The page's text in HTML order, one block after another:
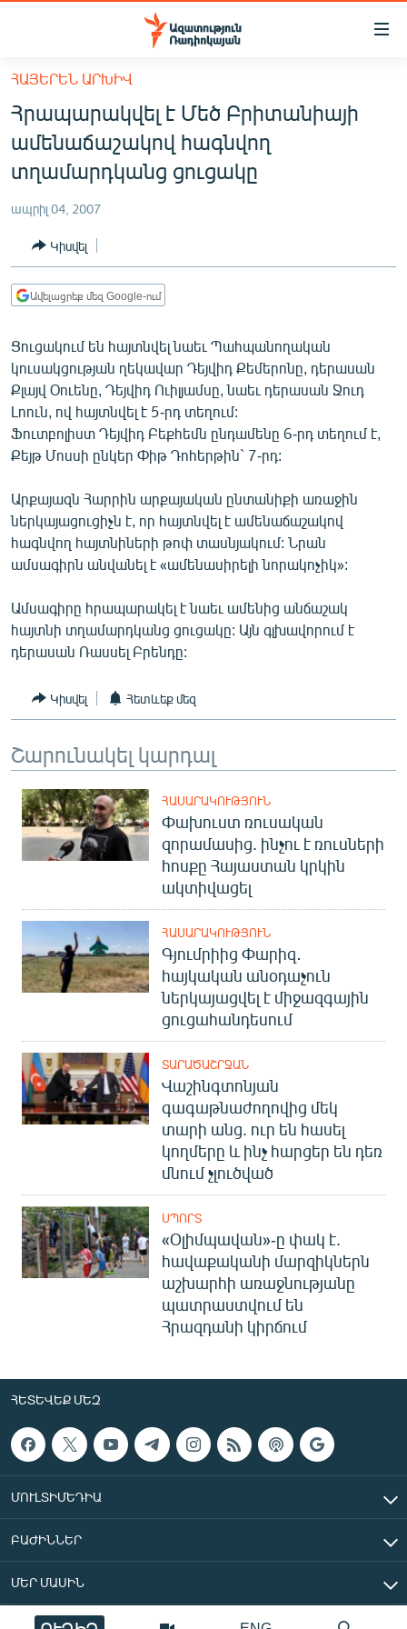
Մատչելիության
հիմնական
բովանդակությանը
Անցնել
հիմնական
մենյուին
ՀԱՅԱՍՏԱՆ
ՔԱՂԱՔԱԿԱՆ
ՀԱՍԱՐԱԿՈՒԹՅՈՒՆ
ՏՆՏԵՍՈՒԹՅՈՒՆ
ՊԱՏԵՐԱԶՄԻ 6 ՇԱԲԱԹՆԵՐԸ
ՏԱՐԱԾԱՇՐՋԱՆ
ՄԻՋԱԶԳԱՅԻՆ
ՄՇԱԿՈՒՅԹ
ՄԵԿՆԱԲԱՆՈՒԹՅՈՒՆ
ՏՏ ԵՒ ԻՆՏԵՐՆԵՏ
ԱՐԽԻՎ
ՏԵՍԱՆՅՈՒԹԵՐ
ՁԳՏԵԼՈՎ ԼԱՎԱԳՈՒՅՆԻՆ
ՓՈԴՔԱՍԹ
Հայերեն
English
Русский
ՀԵՏԵՎԵՔ ՄԵԶ
ՀԱՅԵՐԵՆ ԱՐԽԻՎ
Հրապարակվել է Մեծ Բրիտանիայի
ամենաճաշակով հագնվող
տղամարդկանց ցուցակը
ապրիլ 04, 2007
Կիսվել
Ավելացրեք մեզ Google-ում
Ցուցակում են հայտնվել նաեւ Պահպանողական
կուսակցության ղեկավար Դեյվիդ Քեմերոնը, դերասան
Քլայվ Օուենը, Դեյվիդ Ուիլյամսը, նաեւ դերասան Ջուդ
Լոուն, ով հայտնվել է 5-րդ տեղում:
Ֆուտբոլիստ Դեյվիդ Բեքհեմն ընդամենը 6-րդ տեղում է,
Քեյթ Մոսսի ընկեր Փիթ Դոհերթին` 7-րդ:
Արքայազն Հարրին արքայական ընտանիքի առաջին
ներկայացուցիչն է, որ հայտնվել է ամենաճաշակով
հագնվող հայտնիների թոփ տասնյակում: Նրան
ամսագիրն անվանել է «ամենասիրելի նորակոչիկ»:
Ամսագիրը հրապարակել է նաեւ ամենից անճաշակ
հայտնի տղամարդկանց ցուցակը: Այն գլխավորում է
դերասան Ռասսել Բրենդը:
Կիսվել Հետևեք մեզ
Շարունակել կարդալ
ՀԱՍԱՐԱԿՈՒԹՅՈՒՆ
Փախուստ ռուսական
զորամասից. ինչու է ռուսների
հոսքը Հայաստան կրկին
ակտիվացել
ՀԱՍԱՐԱԿՈՒԹՅՈՒՆ
Գյումրիից Փարիզ․
հայկական անօդաչուն
ներկայացվել է միջազգային
ցուցահանդեսում
ՏԱՐԱԾԱՇՐՋԱՆ
Վաշինգտոնյան
գագաթնաժողովից մեկ
տարի անց. ուր են հասել
կողմերը և ինչ հարցեր են դեռ
մնում չլուծված
ՍՊՈՐՏ
«Օլիմպավան»-ը փակ է.
հավաքականի մարզիկներն
աշխարհի առաջնությանը
պատրաստվում են
Հրազդանի կիրճում
ՀԵՏԵՎԵՔ ՄԵԶ
ՄՈՒԼՏԻՄԵԴԻԱ
ԲԱԺԻՆՆԵՐ
ՄԵՐ ՄԱՍԻՆ